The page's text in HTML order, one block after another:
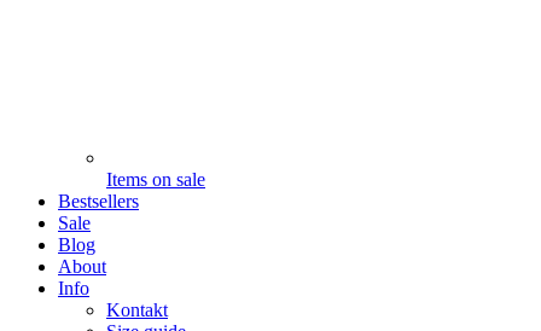
Items on sale
Bestsellers
Sale
Blog
About
Info
Kontakt